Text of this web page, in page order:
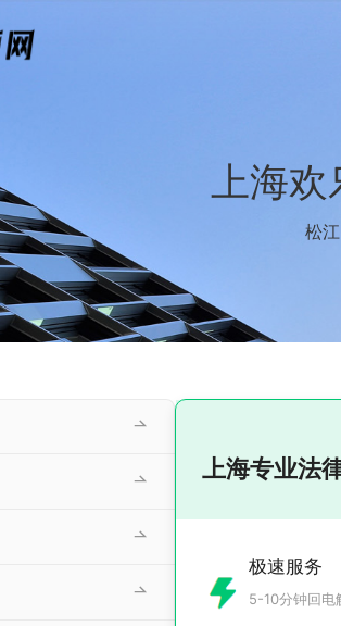
上海欢
松
上海专业法
极速服务
5-10分钟回电